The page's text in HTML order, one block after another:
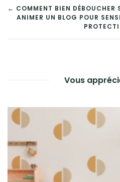
NAVIGATION
DE
← COMMENT BIEN DÉBOUCHER
ANIMER UN BLOG POUR
Vous